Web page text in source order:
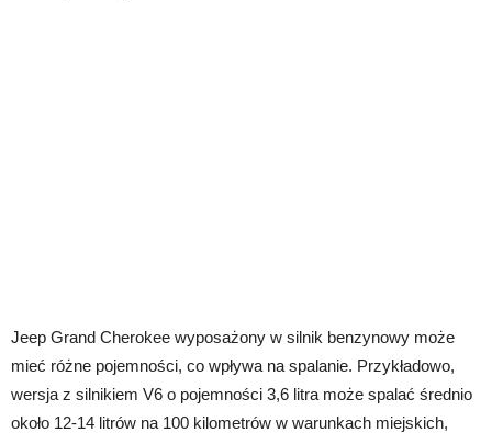
Jeep Grand Cherokee wyposażony w silnik benzynowy może
mieć różne pojemności, co wpływa na spalanie. Przykładowo,
wersja z silnikiem V6 o pojemności 3,6 litra może spalać średnio
około 12-14 litrów na 100 kilometrów w warunkach miejskich,